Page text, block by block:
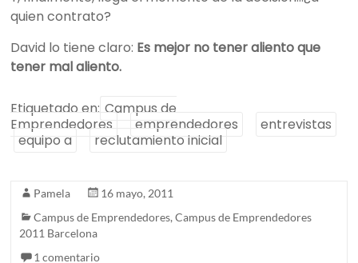
quien contrato?
David lo tiene claro: Es mejor no tener aliento que
tener mal aliento.
Etiquetado en: Campus de
Emprendedores
emprendedores
entrevistas
equipo a
reclutamiento inicial
Pamela
16 mayo, 2011
Campus de Emprendedores,Campus de Emprendedores
2011 Barcelona
1 comentario